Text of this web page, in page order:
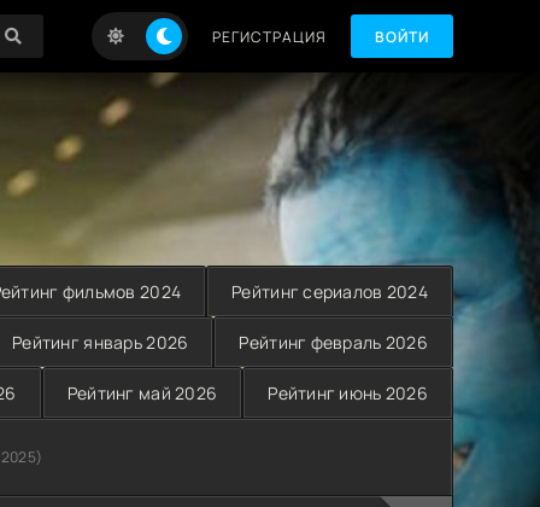
РЕГИСТРАЦИЯ ВОЙТИ
фильмов 2024 Рейтинг сериалов 2024
Рейтинг январь 2026 Рейтинг февраль 2026
Рейтинг май 2026 Рейтинг июнь 2026